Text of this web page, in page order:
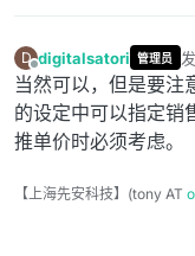
D
离线
digitalsatori 管理员
当然可以，但是要注
的设定中可以指定销
推单价时必须考虑。
【上海先安科技】(tony AT